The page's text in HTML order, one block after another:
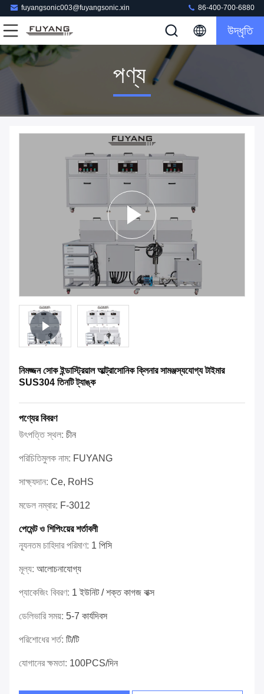
fuyangsonic003@fuyangsonic.xin 86-400-700-6880
উদ্ধৃতি
পণ্য
নিমজ্জন সোক ইন্ডাস্ট্রিয়াল আল্ট্রাসোনিক ক্লিনার সামঞ্জস্যযোগ্য টাইমার
SUS304 তিনটি ট্যাঙ্ক
পণ্যের বিবরণ
উৎপত্তি স্থল: চীন
পরিচিতিমুলক নাম: FUYANG
সাক্ষ্যদান: Ce, RoHS
মডেল নম্বার: F-3012
পেমেন্ট ও শিপিংয়ের শর্তাবলী
ন্যূনতম চাহিদার পরিমাণ: 1 পিসি
মূল্য: আলোচনাযোগ্য
প্যাকেজিং বিবরণ: 1 ইউনিট / শক্ত কাগজ বাক্স
ডেলিভারি সময়: 5-7 কার্যদিবস
পরিশোধের শর্ত: টি/টি
যোগানের ক্ষমতা: 100PCS/দিন